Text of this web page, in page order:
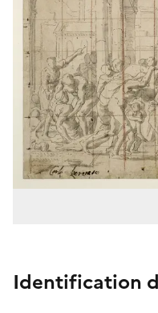
Identification